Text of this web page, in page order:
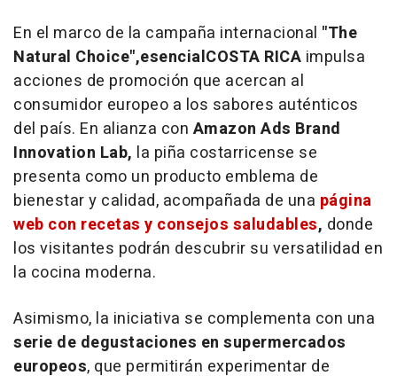
En el marco de la campaña internacional "The
Natural Choice",esencialCOSTA RICA impulsa
acciones de promoción que acercan al
consumidor europeo a los sabores auténticos
del país. En alianza con Amazon Ads Brand
Innovation Lab, la piña costarricense se
presenta como un producto emblema de
bienestar y calidad, acompañada de una página
web con recetas y consejos saludables, donde
los visitantes podrán descubrir su versatilidad en
la cocina moderna.
Asimismo, la iniciativa se complementa con una
serie de degustaciones en supermercados
europeos, que permitirán experimentar de